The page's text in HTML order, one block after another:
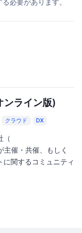
ライン版)
クラウド DX
（
催・共催、もしく
関するコミュニティ